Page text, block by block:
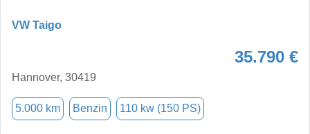
VW Taigo
35.790 €
Hannover, 30419
5.000 km Benzin 110 kw (150 PS)